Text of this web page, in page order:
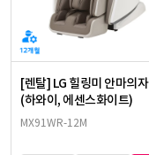
[렌탈] LG 힐링미 안마의자
(하와이, 에센스화이트)
MX91WR-12M